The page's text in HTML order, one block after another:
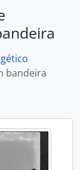
bandeira